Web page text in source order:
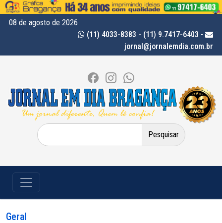
08 de agosto de 2026
(11) 4033-8383 - (11) 9.7417-6403 -
jornal@jornalemdia.com.br
Pesquisar
por:
Geral